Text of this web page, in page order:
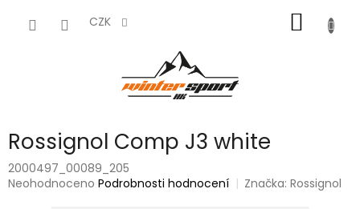
CZK
KOŠÍK
Rossignol Comp J3 white
2000497_00089_205
Průměrné
Neohodnoceno Podrobnosti hodnocení Značka:Rossignol